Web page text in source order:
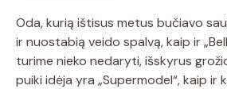
Oda, kurią ištisus metus bučiavo
ir nuostabią veido spalvą, kaip ir
turime nieko nedaryti, išskyrus
puiki idėja yra „Supermodel“, kaip ir